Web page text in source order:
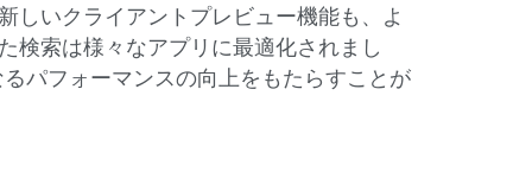
しいクライアントプレビュー機能も、よ
検索は様々なアプリに最適化されまし
パフォーマンスの向上をもたらすことが